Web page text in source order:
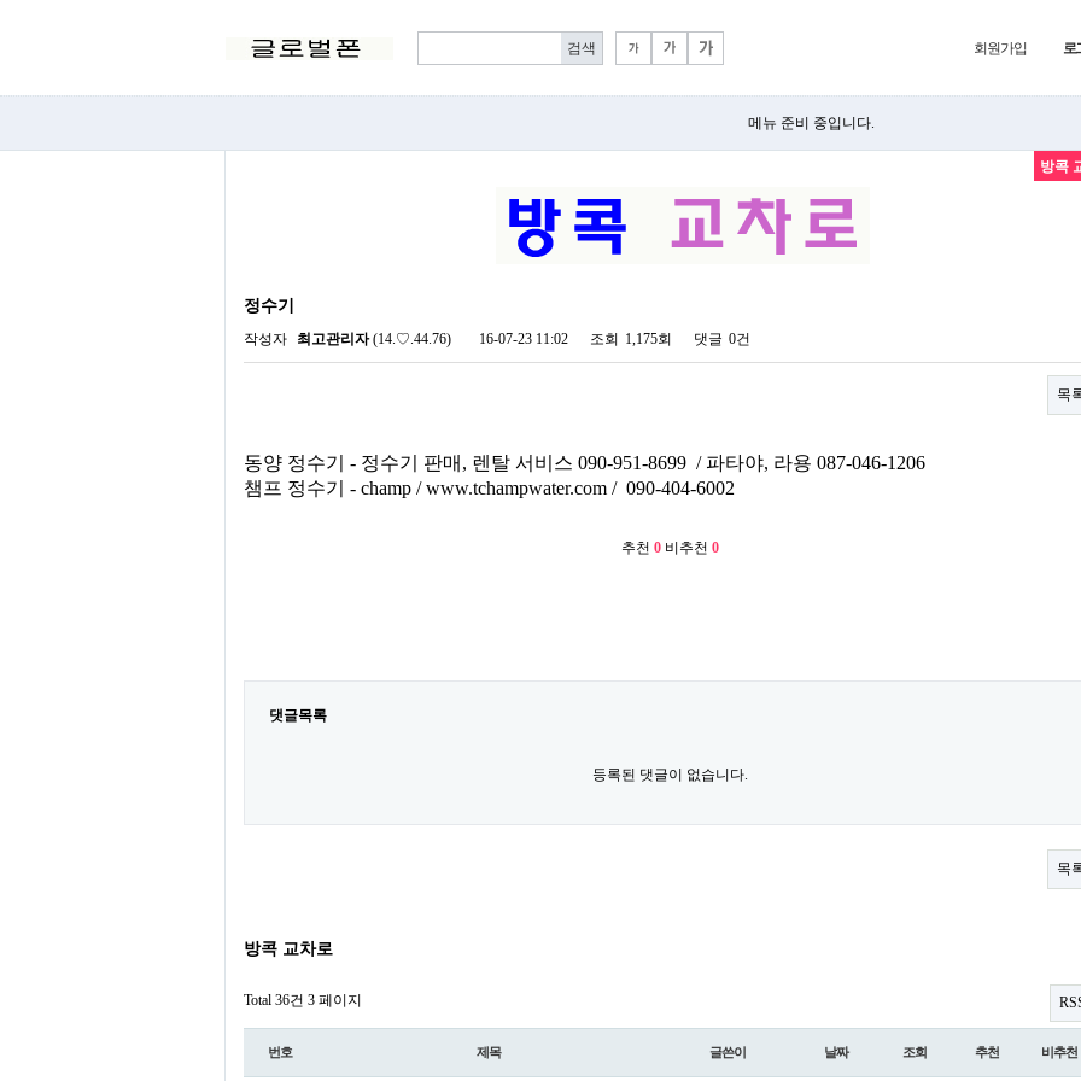
회원가입 로
메뉴 준비 중입니다.
방콕
정수기
작성자 최고관리자(14.♡.44.76) 16-07-23 11:02 조회 1,175회 댓글 0건
목
동양 정수기 - 정수기 판매, 렌탈 서비스 090-951-8699 / 파타야, 라용 087-046-1206
챔프 정수기 - champ / www.tchampwater.com / 090-404-6002
추천 0 비추천 0
댓글목록
등록된 댓글이 없습니다.
목
방콕 교차로
Total 36건 3 페이지
번호 제목 글쓴이 날짜 조회 추천 비추천